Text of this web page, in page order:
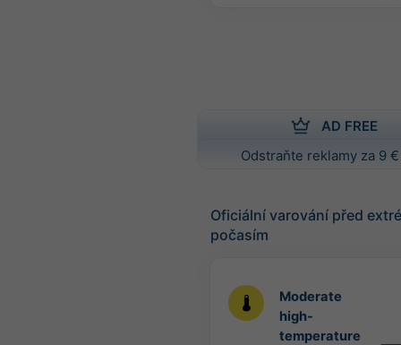
AD FREE
Odstraňte reklamy za 9
Oficiální varování před
počasím
Moderate
high-
temperature